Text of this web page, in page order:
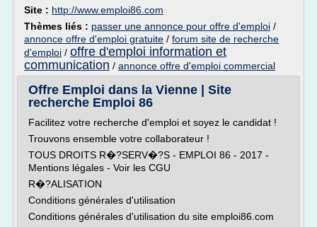
Site : http://www.emploi86.com
Thèmes liés : passer une annonce pour offre d'emploi /
annonce offre d'emploi gratuite / forum site de recherche
d'emploi / offre d'emploi information et
communication / annonce offre d'emploi commercial
Offre Emploi dans la Vienne | Site
recherche Emploi 86
Facilitez votre recherche d'emploi et soyez le candidat !
Trouvons ensemble votre collaborateur !
TOUS DROITS R�?SERV�?S - EMPLOI 86 - 2017 -
Mentions légales - Voir les CGU
R�?ALISATION
Conditions générales d'utilisation
Conditions générales d'utilisation du site emploi86.com